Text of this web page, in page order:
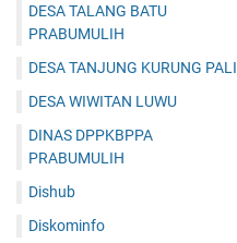
DESA TALANG BATU
PRABUMULIH
DESA TANJUNG KURUNG PALI
DESA WIWITAN LUWU
DINAS DPPKBPPA
PRABUMULIH
Dishub
Diskominfo